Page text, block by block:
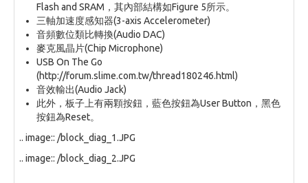
Flash and SRAM，其內部結構如Figure 5所示。
三軸加速度感知器(3-axis Accelerometer)
音頻數位類比轉換(Audio DAC)
麥克風晶片(Chip Microphone)
USB On The Go
(http://forum.slime.com.tw/thread180246.html)
音效輸出(Audio Jack)
此外，板子上有兩顆按鈕，藍色按鈕為User Button，黑色
按鈕為Reset。
.. image:: /block_diag_1.JPG
.. image:: /block_diag_2.JPG